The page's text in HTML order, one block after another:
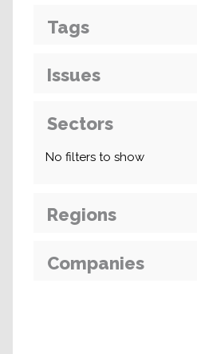
Tags
Issues
Sectors
No filters to show
Regions
Companies